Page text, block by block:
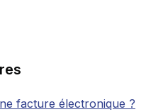
facture électronique ?